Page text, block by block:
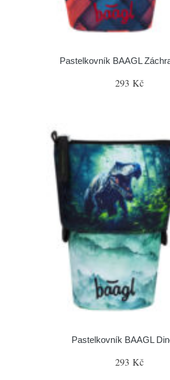
Pastelkovník BAAGL
293 Kč
Pastelkovník BAAGL
293 Kč